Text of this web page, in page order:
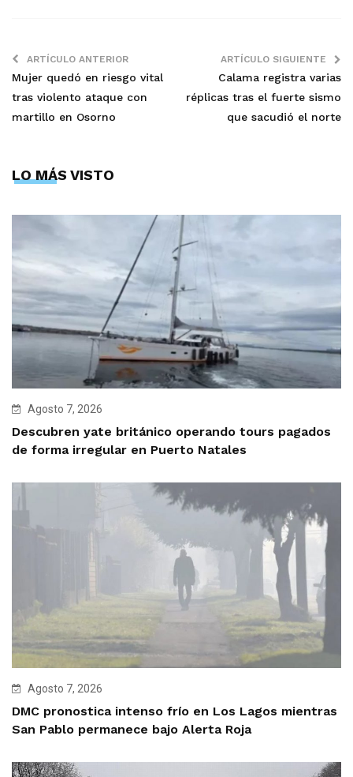
ARTÍCULO ANTERIOR
Mujer quedó en riesgo vital
tras violento ataque con
martillo en Osorno
ARTÍCULO SIGUIENTE
Calama registra varias
réplicas tras el fuerte sismo
que sacudió el norte
LO MÁS VISTO
Agosto 7, 2026
Descubren yate británico operando tours pagados
de forma irregular en Puerto Natales
Agosto 7, 2026
DMC pronostica intenso frío en Los Lagos mientras
San Pablo permanece bajo Alerta Roja